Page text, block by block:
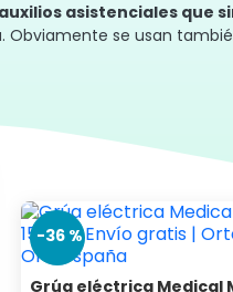
auxilios asistenciales que
Obviamente se usan
uso en residencias y
grúas de elevación y
-36 %
Grúa eléctrica Medical